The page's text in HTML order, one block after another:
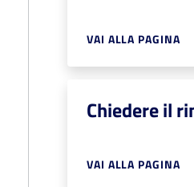
VAI ALLA PAGINA
Chiedere il
VAI ALLA PAGINA